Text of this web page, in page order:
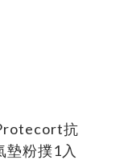
抗
墊粉撲1入